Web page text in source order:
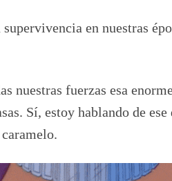
en nuestras
nuestras fuerzas esa
Sí, estoy hablando de